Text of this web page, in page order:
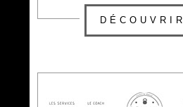
DÉCOUVRIR